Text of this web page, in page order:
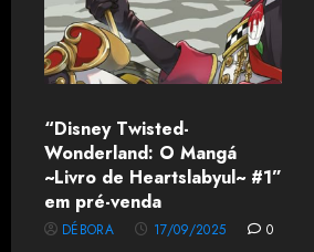
“Disney Twisted-
Wonderland: O Mangá
~Livro de Heartslabyul~ #1”
em pré-venda
DÉBORA 17/09/2025 0